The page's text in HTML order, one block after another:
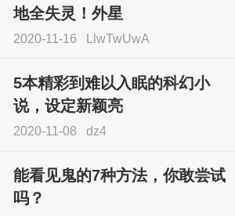
地全失灵！外星
2020-11-16 LlwTwUwA
5本精彩到难以入眠的科幻小
说，设定新颖亮
2020-11-08 dz4
能看见鬼的7种方法，你敢尝试
吗？